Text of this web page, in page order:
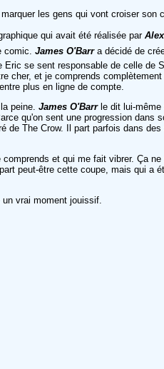
les gens qui vont croiser son
qui avait été réalisée par
comic. James O'Barra décidé de
se sent responsable de celle de
cher, et je comprends
plus en ligne de compte.
peine. James O'Barrle dit lui-même
qu'on sent une progression dans
de The Crow. Il part parfois dans
et qui me fait vibrer. Ça
peut-être cette coupe, mais qui a
vrai moment jouissif.